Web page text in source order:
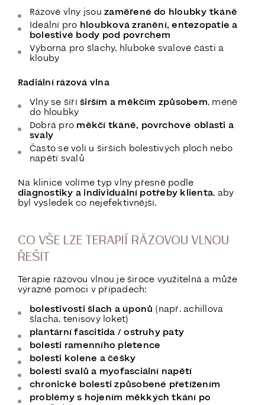
Rázové vlny jsouzaměřené do hloubky tkáně
Ideální pro hloubková zranění, entezopatie a
bolestivé body pod povrchem
Výborná pro šlachy, hluboké svalové části a
klouby
Radiální rázová vlna
Vlny se šíříširším a měkčím způsobem, méně
do hloubky
Dobrá pro měkčí tkáně, povrchové oblasti a
svaly
Často se volí u širších bolestivých ploch nebo
napětí svalů
Na klinice volíme typ vlny přesně podle
diagnostiky a individuální potřeby klienta, aby
byl výsledek co nejefektivnější.
CO VŠE LZE TERAPIÍ RÁZOVOU VLNOU
ŘEŠIT
Terapie rázovou vlnou je široce využitelná a může
výrazně pomoci v případech:
bolestivosti šlach a úponů (např. achillova
šlacha, tenisový loket)
plantární fascitida / ostruhy paty
bolesti ramenního pletence
bolesti kolene a čéšky
bolesti svalů a myofasciální napětí
chronické bolesti způsobené přetížením
problémy s hojením měkkých tkání po